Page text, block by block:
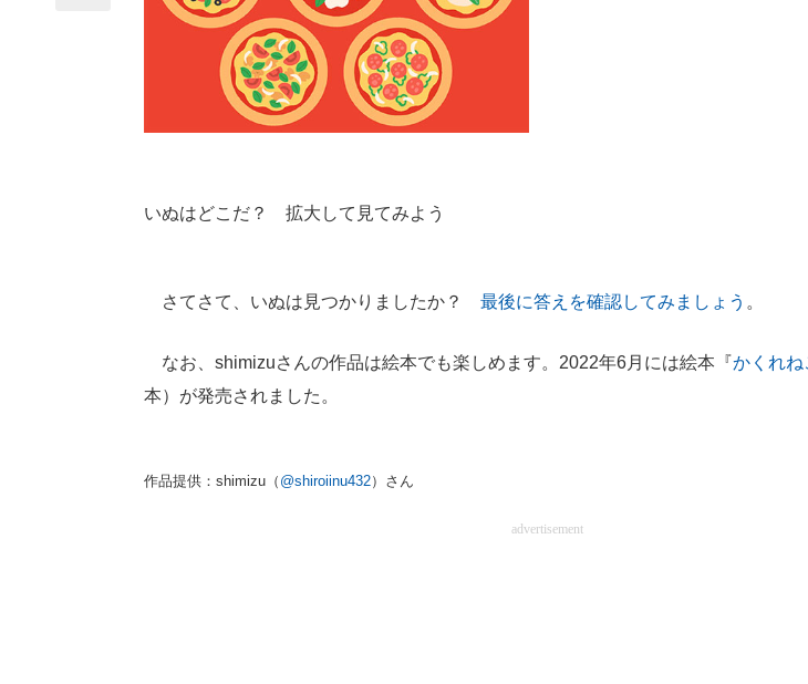
いぬはどこだ？ 拡大して見てみよう
さてさて、いぬは見つかりましたか？ 最後に答えを確認してみましょう 。
なお、shimizuさんの作品は絵本でも楽しめます。2022年6月には絵本『かくれね
本）が発売されました。
作品提供：shimizu（ @shiroiinu432）さん
advertisement